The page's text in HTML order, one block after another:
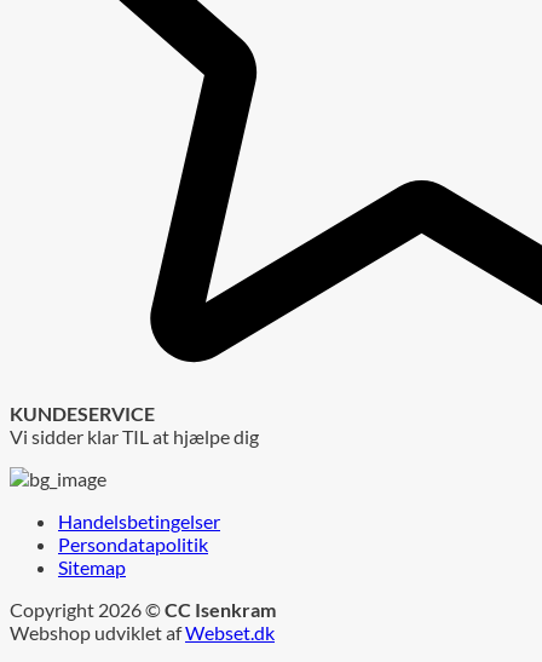
KUNDESERVICE
Vi sidder klar TIL at hjælpe dig
Handelsbetingelser
Persondatapolitik
Sitemap
Copyright 2026 ©CC Isenkram
Webshop udviklet afWebset.dk